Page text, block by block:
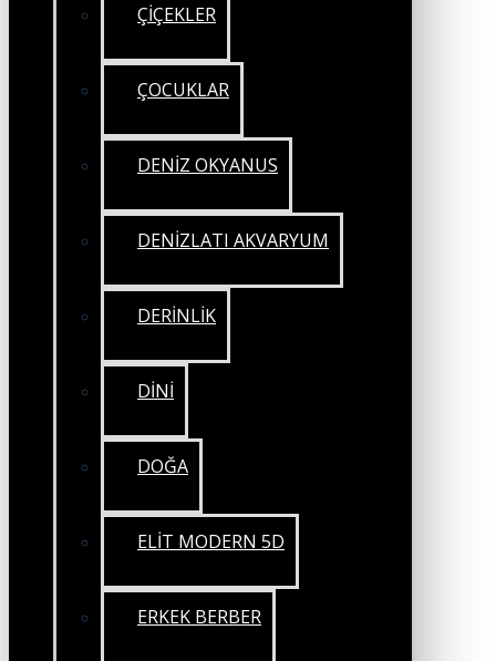
ÇİÇEKLER
ÇOCUKLAR
DENİZ OKYANUS
DENİZLATI AKVARYUM
DERİNLİK
DİNİ
DOĞA
ELİT MODERN 5D
ERKEK BERBER